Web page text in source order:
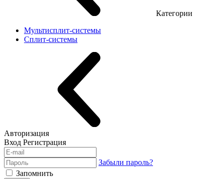
Категории
Мультисплит-системы
Сплит-системы
Авторизация
Вход Регистрация
Забыли пароль?
Запомнить